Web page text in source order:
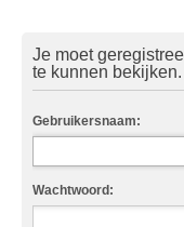
Je moet
te kunnen bekijken.
Gebruikersnaam:
Wachtwoord: